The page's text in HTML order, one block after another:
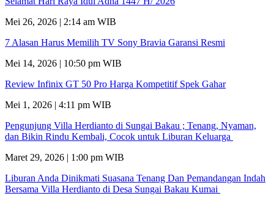
Mei 26, 2026 | 2:14 am WIB
7 Alasan Harus Memilih TV Sony Bravia Garansi Resmi
Mei 14, 2026 | 10:50 pm WIB
Review Infinix GT 50 Pro Harga Kompetitif Spek Gahar
Mei 1, 2026 | 4:11 pm WIB
Pengunjung Villa Herdianto di Sungai Bakau ; Tenang, Nyaman,
dan Bikin Rindu Kembali, Cocok untuk Liburan Keluarga
Maret 29, 2026 | 1:00 pm WIB
Liburan Anda Dinikmati Suasana Tenang Dan Pemandangan Indah
Bersama Villa Herdianto di Desa Sungai Bakau Kumai